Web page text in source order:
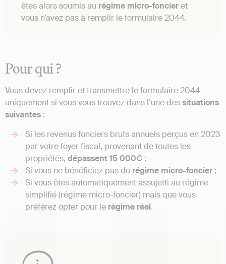
êtes alors soumis au régime micro-foncieret
vous n’avez pas à remplir le formulaire 2044.
Pour qui ?
Vous devez remplir et transmettre le formulaire 2044
uniquement si vous vous trouvez dans l’une dessituations
suivantes :
Si les revenus fonciers bruts annuels perçus en 2023
par votre foyer fiscal, provenant de toutes les
propriétés, dépassent 15 000€ ;
Si vous ne bénéficiez pas du régime micro-foncier ;
Si vous êtes automatiquement assujetti au régime
simplifié (régime micro-foncier) mais que vous
préférez opter pour le régime réel.